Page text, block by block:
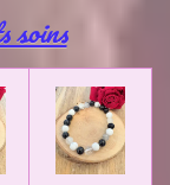
soins